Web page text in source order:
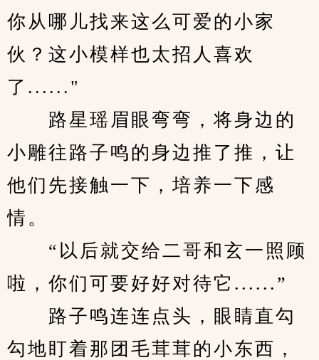
你从哪儿找来这么可爱的小家
伙？这小模样也太招人喜欢
了......"
路星瑶眉眼弯弯，将身边的
小雕往路子鸣的身边推了推，让
他们先接触一下，培养一下感
情。
“以后就交给二哥和玄一照顾
啦，你们可要好好对待它......”
路子鸣连连点头，眼睛直勾
勾地盯着那团毛茸茸的小东西，